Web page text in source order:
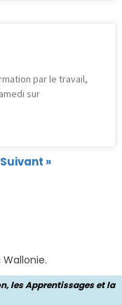
par le travail,
sur
Suivant »
les Apprentissages et la